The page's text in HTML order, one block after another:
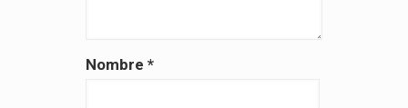
Nombre *